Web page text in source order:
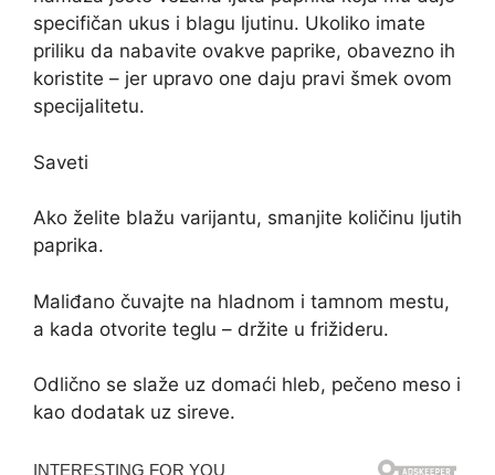
specifičan ukus i blagu ljutinu. Ukoliko imate
priliku da nabavite ovakve paprike, obavezno ih
koristite – jer upravo one daju pravi šmek ovom
specijalitetu.
Saveti
Ako želite blažu varijantu, smanjite količinu ljutih
paprika.
Maliđano čuvajte na hladnom i tamnom mestu,
a kada otvorite teglu – držite u frižideru.
Odlično se slaže uz domaći hleb, pečeno meso i
kao dodatak uz sireve.